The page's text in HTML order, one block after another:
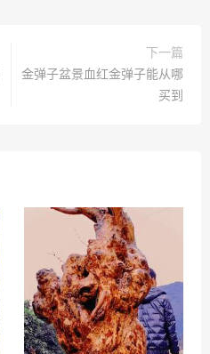
下一篇
金弹子盆景血红金弹子能从哪
买到